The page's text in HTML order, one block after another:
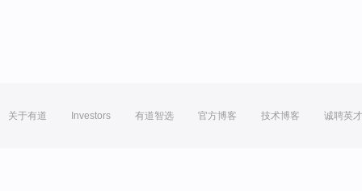
关于有道 Investors 有道智选 官方博客 技术博客 诚聘英才